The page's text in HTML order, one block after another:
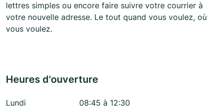
lettres simples ou encore faire suivre votre courrier à
votre nouvelle adresse. Le tout quand vous voulez, où
vous voulez.
Heures d'ouverture
Lundi
08:45 à 12:30